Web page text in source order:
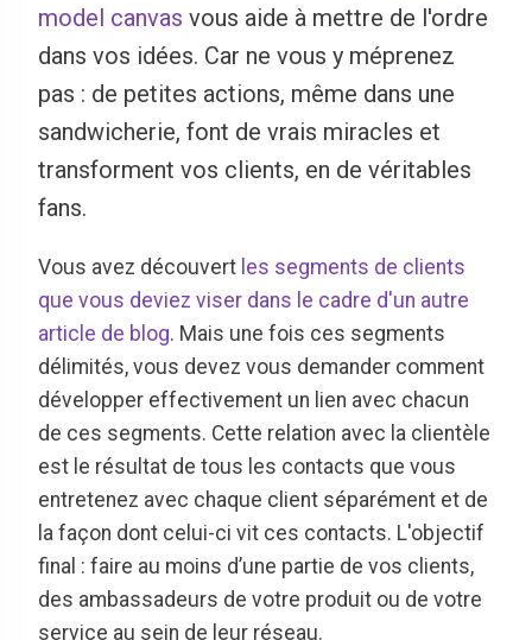
model canvas vous aide à mettre de l'ordre
dans vos idées. Car ne vous y méprenez
pas : de petites actions, même dans une
sandwicherie, font de vrais miracles et
transforment vos clients, en de véritables
fans.
Vous avez découvert les segments de clients
que vous deviez viser dans le cadre d'un autre
article de blog. Mais une fois ces segments
délimités, vous devez vous demander comment
développer effectivement un lien avec chacun
de ces segments. Cette relation avec la clientèle
est le résultat de tous les contacts que vous
entretenez avec chaque client séparément et de
la façon dont celui-ci vit ces contacts. L'objectif
final : faire au moins d’une partie de vos clients,
des ambassadeurs de votre produit ou de votre
service au sein de leur réseau.